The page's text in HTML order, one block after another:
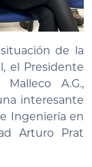
de la
el Presidente
A.G.,
interesante
Ingeniería en
Arturo Prat